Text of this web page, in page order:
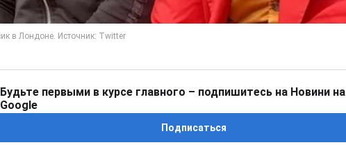
Будьте первыми в курсе главного – подпишитесь на Новини на
Google
Подписаться